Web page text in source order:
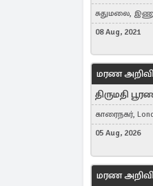
சுதுமலை,
08 Aug, 2021
மரண
திருமதி
காரைநகர்,
05 Aug, 2026
மரண